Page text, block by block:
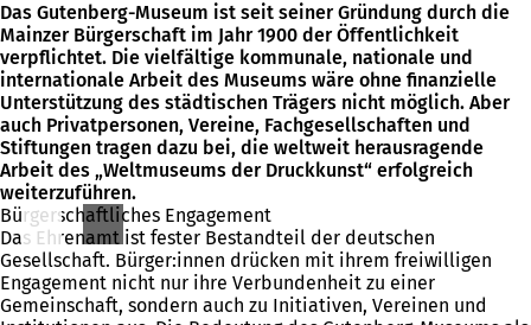
Das Gutenberg-Museum ist seit seiner Gründung durch die
Mainzer Bürgerschaft im Jahr 1900 der Öffentlichkeit
verpflichtet. Die vielfältige kommunale, nationale und
internationale Arbeit des Museums wäre ohne finanzielle
Unterstützung des städtischen Trägers nicht möglich. Aber
auch Privatpersonen, Vereine, Fachgesellschaften und
Stiftungen tragen dazu bei, die weltweit herausragende
Arbeit des „Weltmuseums der Druckkunst“ erfolgreich
weiterzuführen.
Bürgerschaftliches Engagement
Das Ehrenamt ist fester Bestandteil der deutschen
Gesellschaft. Bürger:innen drücken mit ihrem freiwilligen
Engagement nicht nur ihre Verbundenheit zu einer
Gemeinschaft, sondern auch zu Initiativen, Vereinen und